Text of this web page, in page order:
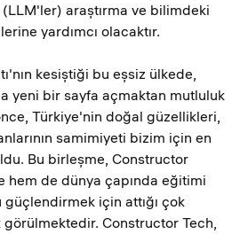
araştırma ve bilimdeki
yardımcı olacaktır.
kesiştiği bu eşsiz ülkede,
yeni bir sayfa açmaktan mutluluk
Türkiye'nin doğal güzellikleri,
samimiyeti bizim için en
Bu birleşme, Constructor
hem de dünya çapında eğitimi
için attığı çok
Constructor Tech,